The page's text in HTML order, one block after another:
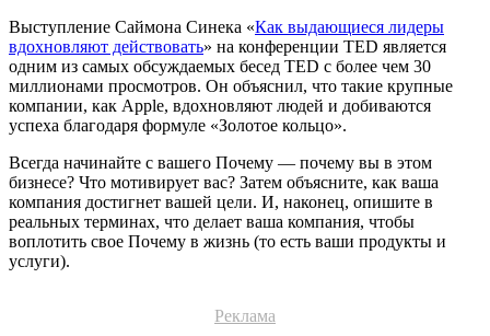
Выступление Саймона Синека «Как выдающиеся лидеры
вдохновляют действовать» на конференции TED является
одним из самых обсуждаемых бесед TED с более чем 30
миллионами просмотров. Он объяснил, что такие крупные
компании, как Apple, вдохновляют людей и добиваются
успеха благодаря формуле «Золотое кольцо».
Всегда начинайте с вашего Почему — почему вы в этом
бизнесе? Что мотивирует вас? Затем объясните, как ваша
компания достигнет вашей цели. И, наконец, опишите в
реальных терминах, что делает ваша компания, чтобы
воплотить свое Почему в жизнь (то есть ваши продукты и
услуги).
Реклама